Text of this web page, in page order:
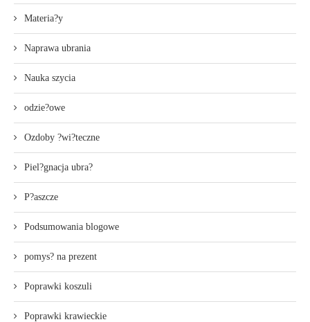
Materia?y
Naprawa ubrania
Nauka szycia
odzie?owe
Ozdoby ?wi?teczne
Piel?gnacja ubra?
P?aszcze
Podsumowania blogowe
pomys? na prezent
Poprawki koszuli
Poprawki krawieckie